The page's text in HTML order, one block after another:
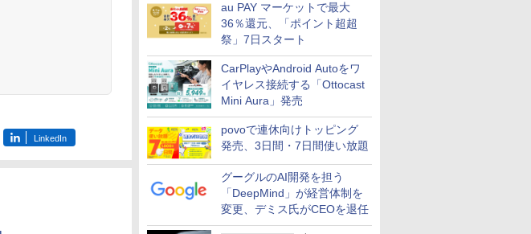
au PAY マーケットで最大
36％還元、「ポイント超超
祭」7日スタート
CarPlayやAndroid Autoをワ
イヤレス接続する「Ottocast
Mini Aura」発売
povoで連休向けトッピング
発売、3日間・7日間使い放題
グーグルのAI開発を担う
「DeepMind」が経営体制を
変更、デミス氏がCEOを退任
LinkedIn